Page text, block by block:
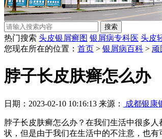
热门搜索 头皮银屑癣图 银屑病专科医 头皮
您现在所在的位置： 首页 > 银屑病百科 > 顽
脖子长皮肤癣怎么办
日期：2023-02-10 10:16:13 来源： 成都银康
脖子长皮肤癣怎么办？在我们生活中很多
状，但是由于我们在生活中的不注意，也